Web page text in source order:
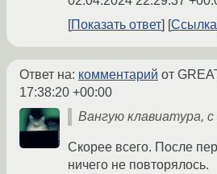
Показать ответ
Ссылка
Ответ на: комментарий от
17:38:20 +00:00
Вангую клавиатура, с
Скорее всего. После
ничего не повторялось.